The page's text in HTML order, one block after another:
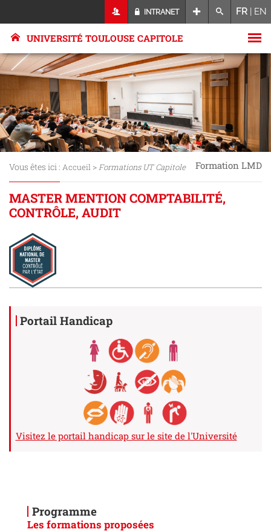
INTRANET FR | EN
UNIVERSITÉ TOULOUSE CAPITOLE
Vous êtes ici : Accueil >Formations UT Capitole Formation LMD
MASTER MENTION COMPTABILITÉ,
CONTRÔLE, AUDIT
Portail Handicap
Visitez le portail handicap sur le site de l'Université
Programme
Les formations proposées